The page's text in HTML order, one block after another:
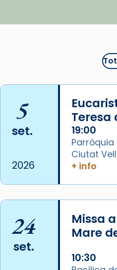
juliol la missa
📸 J. Merino
Photo
View on Facebook ·
Catedral de
tingut lloc la
gràcies en
apostòlica del
5
set.
2026
Teresa
19:00
Parròquia
Ciutat
+ info
24
set.
Missa
Mare
10:30